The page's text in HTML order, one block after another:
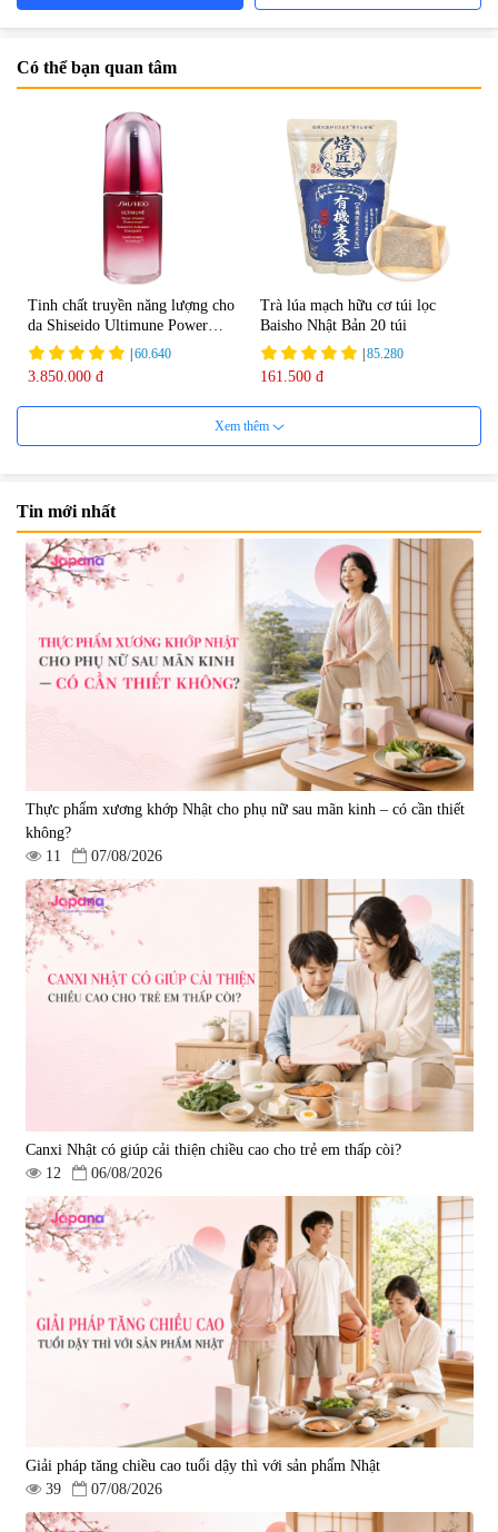
Có thể bạn quan tâm
Tinh chất truyền năng lượng cho
da Shiseido Ultimune Power
75ml
|60.640
3.850.000 đ
Trà lúa mạch hữu cơ túi lọc
Baisho Nhật Bản 20 túi
|85.280
161.500 đ
Viên uống bổ não Ribeto Shoji
| 57.920
1.450.000 đ
Viên nang uống cải thiện thị lực,
trí nhớ DHA + EPA + Flaxseed
Oil 30 viên/gói - Date 02/2027
|52.346
225.000 đ
Tẩy tế bào chết Nichiei Bussan
Nano NMN+ Peeling Gel
Luxury 200g
1.490.000 đ
Viên uống hỗ trợ bền thành
mạch, ngừa tai biến Elastin Plus
& Nattokinase Hokoen 80 viên
|0
980.000 đ
Viên uống bổ gan Ribeto Shoji
Hepaclean 60 viên
543.205
690.000 đ
Viên uống hỗ trợ cải thiện thoát
vị đĩa đệm Kyoto Has 30 viên
14.560
1.600.000 đ
Sleepy Nhật Bản 80 viên
điều trị đột quỵ Biken Kinase
Xem thêm
Tin mới nhất
Thực phẩm xương khớp Nhật cho phụ nữ sau mãn kinh – có cần thiết
không?
11
07/08/2026
Canxi Nhật có giúp cải thiện chiều cao cho trẻ em thấp còi?
12
06/08/2026
Giải pháp tăng chiều cao tuổi dậy thì với sản phẩm Nhật
39
07/08/2026